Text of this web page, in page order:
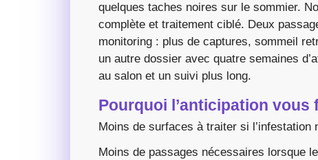
quelques taches noires sur le sommier.
complète et traitement ciblé. Deux
monitoring : plus de captures, sommeil
un autre dossier avec quatre semaines
au salon et un suivi plus long.
Pourquoi l’anticipation vous
Moins de surfaces à traiter si l’infestation
Moins de passages nécessaires lorsque